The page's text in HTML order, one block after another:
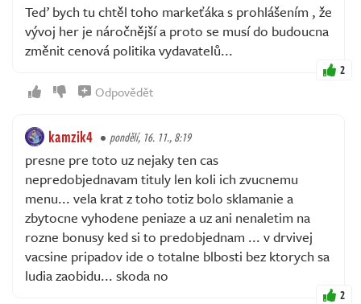
Teď bych tu chtěl toho markeťáka s prohlášením , že
vývoj her je náročnější a proto se musí do budoucna
změnit cenová politika vydavatelů...
2
Odpovědět
kamzik4 pondělí, 16. 11., 8:19
presne pre toto uz nejaky ten cas
nepredobjednavam tituly len koli ich zvucnemu
menu... vela krat z toho totiz bolo sklamanie a
zbytocne vyhodene peniaze a uz ani nenaletim na
rozne bonusy ked si to predobjednam ... v drvivej
vacsine pripadov ide o totalne blbosti bez ktorych sa
ludia zaobidu... skoda no
2